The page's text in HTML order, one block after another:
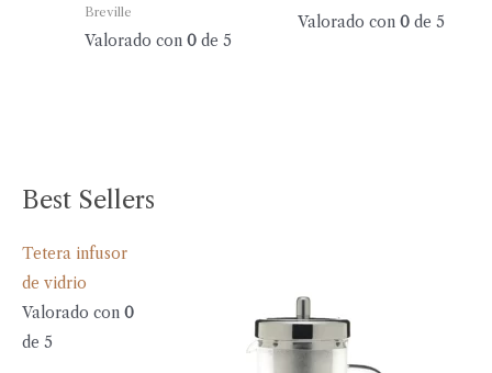
Breville
Valorado con0 de 5
Valorado con 0de 5
Best Sellers
Tetera infusor
de vidrio
Valorado con 0
de 5